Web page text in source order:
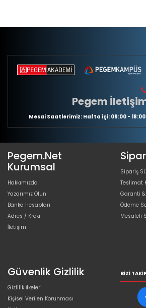
Pegem
Mesai Saatlerimiz: Hafta içi: 09:00 - 18:00
Pegem.Net
Kurumsal
Hakkımızda
Yazarımız Olun
Banka Hesapları
Adres / Kroki
İletişim
Sipariş
Teslimat
Garanti
Ödeme
Mesafeli
Güvenlik Gizlilik
Gizlilik İlkeleri
Kişisel Verilen Korunması
BIZI